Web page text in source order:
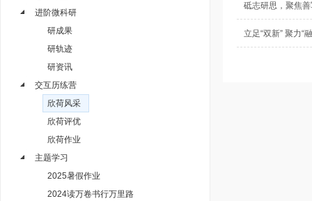
进阶微科研
研成果
研轨迹
研资讯
交互历练营
欣荷风采
欣荷评优
欣荷作业
主题学习
2025暑假作业
2024读万卷书行万里路
砥志研思，聚焦
立足“双新” 聚力